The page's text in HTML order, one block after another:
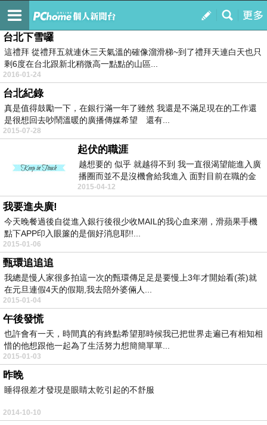
我的
訂閱
我是黃鈴雅*人生不設限
台北下雪囉
這禮拜 從禮拜五就連休三天氣溫的確像溜滑梯~到了禮拜天連白天也只
剩6度在台北跟新北稍微高一點點的山區...
2016-01-24
台北紀錄
真是值得鼓勵一下，在銀行滿一年了雖然 我還是不滿足現在的工作還
是很想回去吵鬧溫暖的廣播傳媒希望 還有...
2015-07-28
起伏的職涯
越想要的 似乎 就越得不到 我一直很渴望能進入廣
播圈而並不是沒機會給我進入 面對目前在職的金
融產...
2015-04-12
我要進央廣!
今天晚餐過後自從進入銀行後很少收MAIL的我心血來潮，滑蘋果手機
點下APP印入眼簾的是個好消息耶!!...
2015-01-06
甄環追追追
我總是慢人家很多拍這一次的甄環傳足足是要慢上3年才開始看(茶)就
在元旦連假4天的假期,我去陪外婆倆人...
2015-01-04
午後發慌
也許會有一天，時間真的有終點希望那時候我已把世界走遍已有相知相
惜的他想跟他一起為了生活努力想簡簡單單...
2015-01-03
昨晚
睡得很差才發現是眼睛太乾引起的不舒服
2014-10-10